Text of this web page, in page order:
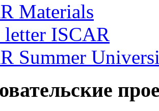
Materials
letter ISCAR
Summer